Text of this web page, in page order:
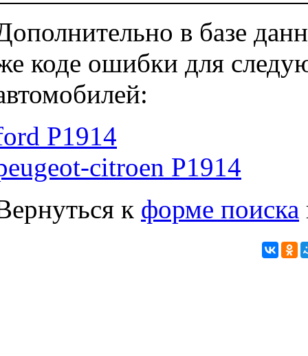
в базе
коде ошибки для
P1914
citroen P1914
к форме поиска